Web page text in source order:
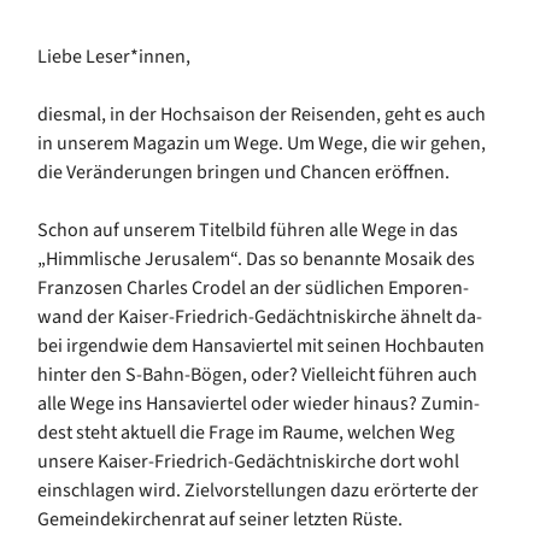
Liebe Leser*innen,
diesmal, in der Hochsaison der Reisenden, geht es auch
in unserem Magazin um Wege. Um Wege, die wir gehen,
die Veränderungen bringen und Chancen eröffnen.
Schon auf unserem Titelbild führen alle Wege in das
„Himmlische Jerusalem“. Das so benannte Mosaik des
Franzosen Charles Crodel an der südlichen Emporen-
wand der Kaiser-Friedrich-Gedächtniskirche ähnelt da-
bei irgendwie dem Hansaviertel mit seinen Hochbauten
hinter den S-Bahn-Bögen, oder? Vielleicht führen auch
alle Wege ins Hansaviertel oder wieder hinaus? Zumin-
dest steht aktuell die Frage im Raume, welchen Weg
unsere Kaiser-Friedrich-Gedächtniskirche dort wohl
einschlagen wird. Zielvorstellungen dazu erörterte der
Gemeindekirchenrat auf seiner letzten Rüste.